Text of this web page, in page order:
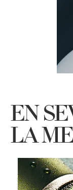
EN
LA